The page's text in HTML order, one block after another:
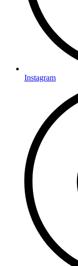
Instagram